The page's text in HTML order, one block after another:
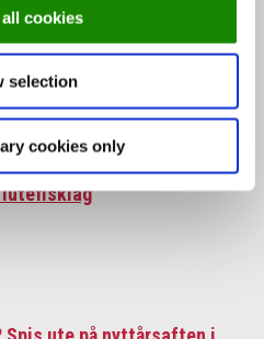
cookies
selection
cookies only
av gourmetrestauranten
lutefisklag